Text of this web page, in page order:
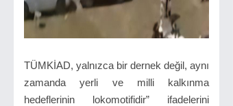
TÜMKİAD, yalnızca bir dernek değil, aynı
zamanda yerli ve milli kalkınma
hedeflerinin lokomotifidir” ifadelerini